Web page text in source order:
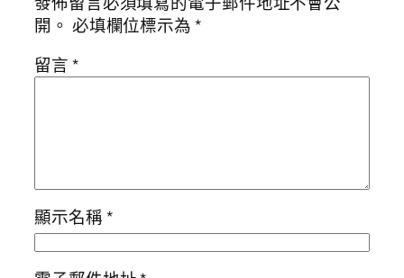
開。 必填欄位標示為*
留言*
顯示名稱*